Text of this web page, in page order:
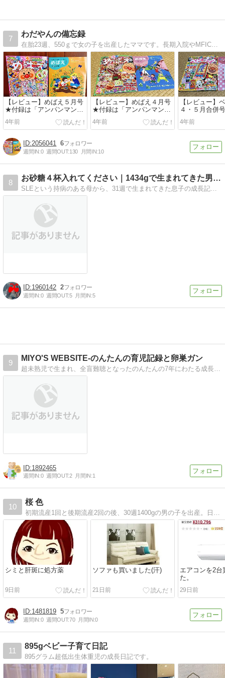
7
わだやんの備忘録
在胎23週、550ｇで女の子を出産したママです。長期入院やMFICU病棟でのこと、NICUの入院のことを振り返って書いています。未熟児について知りたい方や長期入院中の方に私の経験が少しでも参考になれば嬉しいです。
【レビュー】めばえ５月号
★付録は「アンパンマンあ
いうえお はめえボード」
4年前
【レビュー】めばえ４月号
★付録は「アンパンマンと
びだすパン屋さん」
4年前
【レビュー】
４・５月合併
「おしゃべり
4年前
2056041 6
週間IN:0 週間OUT:130 月間IN:10
8
お砂糖４杯入れてください｜1434gで生まれてきた男の子
SLEという持病のある母から、31週で生まれてきた息子の成長記録です。
1960142 2
週間IN:0 週間OUT:5 月間IN:5
9
MIYO'S WEBSITE-のんたんの育児記録と卵巣ガン
超未熟児で生まれ、全盲難聴となったのんたんの7年にわたる成長記録や、卵巣ガンになって思ったことを書いています。
1892465
週間IN:0 週間OUT:2 月間IN:1
10
桜 色
初期流産1回と後期流産2回の後、30週1400gの男の子を出産。日々の出来事や趣味のインディアカについてなども綴っています。
シミと肝斑に処方薬
9日前
ソファも買いました(汗)
21日前
エアコンを2台
た。
29日前
1481819 5
週間IN:0 週間OUT:70 月間IN:0
11
895gベビー子育て日記
895グラム超低出生体重児の成長日記です。